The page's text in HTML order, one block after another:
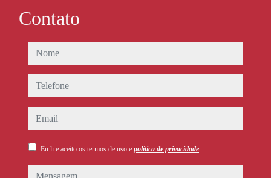
Contato
nome
telefone
email
Eu li e aceito os termos de uso e política de privacidade
mensagem